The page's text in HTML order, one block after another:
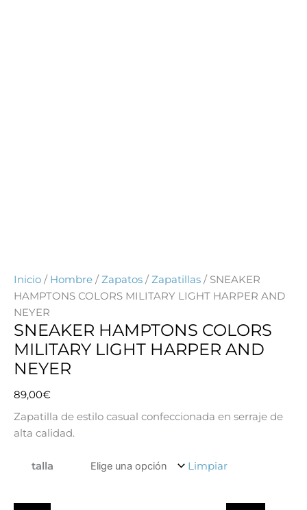
Inicio / Hombre /Zapatos /Zapatillas / SNEAKER
HAMPTONS COLORS MILITARY LIGHT HARPER AND
NEYER
SNEAKER HAMPTONS COLORS
MILITARY LIGHT HARPER AND
NEYER
89,00€
Zapatilla de estilo casual confeccionada en serraje de
alta calidad.
talla Limpiar